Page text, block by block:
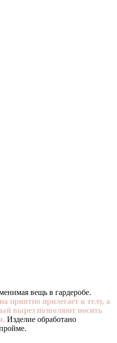
вещь в гардеробе.
приятно прилегает к телу, а
вырез позволяют носить
Изделие обработано